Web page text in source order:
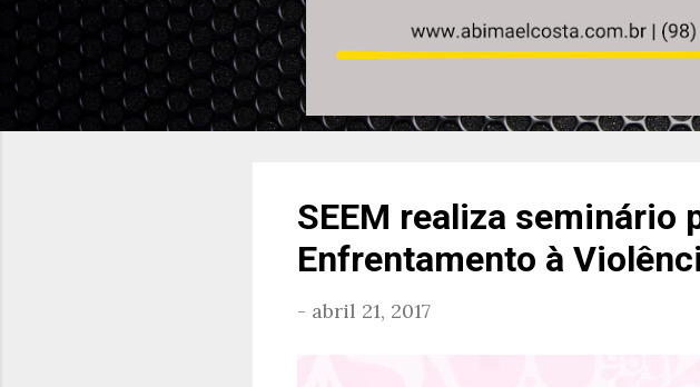
SEEM realiza seminário
Enfrentamento à
- abril 21, 2017